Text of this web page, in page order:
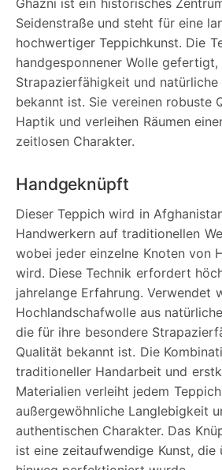
Seidenstraße und steht für eine
hochwertiger Teppichkunst. Die
handgesponnener Wolle
Strapazierfähigkeit und
bekannt ist. Sie vereinen robuste
Haptik und verleihen Räumen
zeitlosen Charakter.
Handgeknüpft
Dieser Teppich wird in
Handwerkern auf traditionellen
wobei jeder einzelne Knoten von
wird. Diese Technik erfordert
jahrelange Erfahrung. Verwendet
Hochlandschafwolle aus
die für ihre besondere
Qualität bekannt ist. Die
traditioneller Handarbeit und
Materialien verleiht jedem
außergewöhnliche Langlebigkeit
authentischen Charakter. Das
ist eine zeitaufwendige Kunst, die